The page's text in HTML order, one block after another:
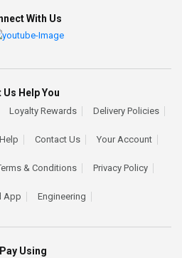
Pay Using
With Us
Us Help You
Loyalty Rewards Delivery Policies
Contact Us Your Account
& Conditions Privacy Policy
App Engineering